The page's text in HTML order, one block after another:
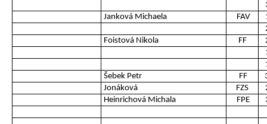
Janková Michaela
FAV
Foistová Nikola
FF
Šebek Petr
FF
Jonáková
FZS
Heinrichová Michala
FPE